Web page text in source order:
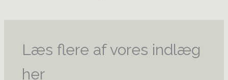
Læs flere af vores indlæg
her